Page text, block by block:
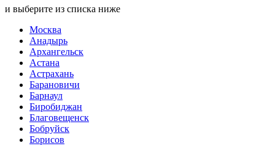
и выберите из списка ниже
Москва
Анадырь
Архангельск
Астана
Астрахань
Барановичи
Барнаул
Биробиджан
Благовещенск
Бобруйск
Борисов